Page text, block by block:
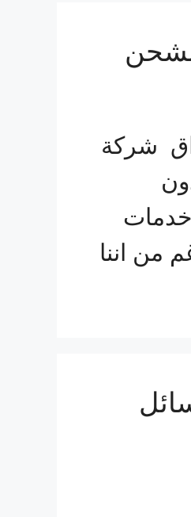
وسائل الشحن
شركة
من اننا
بأفضل وسائل